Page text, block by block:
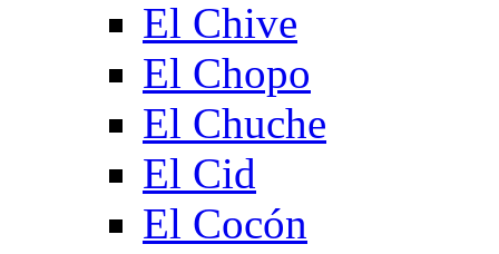
El Chive
El Chopo
El Chuche
El Cid
El Cocón